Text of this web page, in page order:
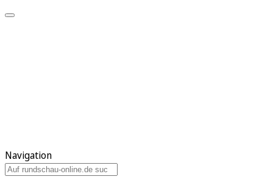
Navigation